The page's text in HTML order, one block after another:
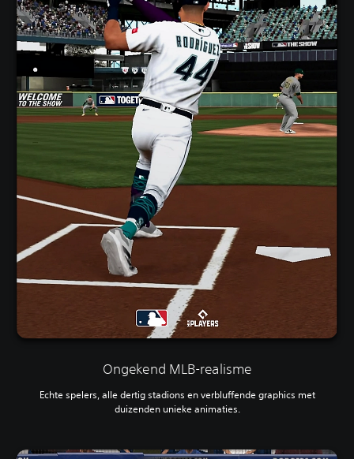
Ongekend MLB-realisme
Echte spelers, alle dertig stadions en verbluffende graphics met
duizenden unieke animaties.